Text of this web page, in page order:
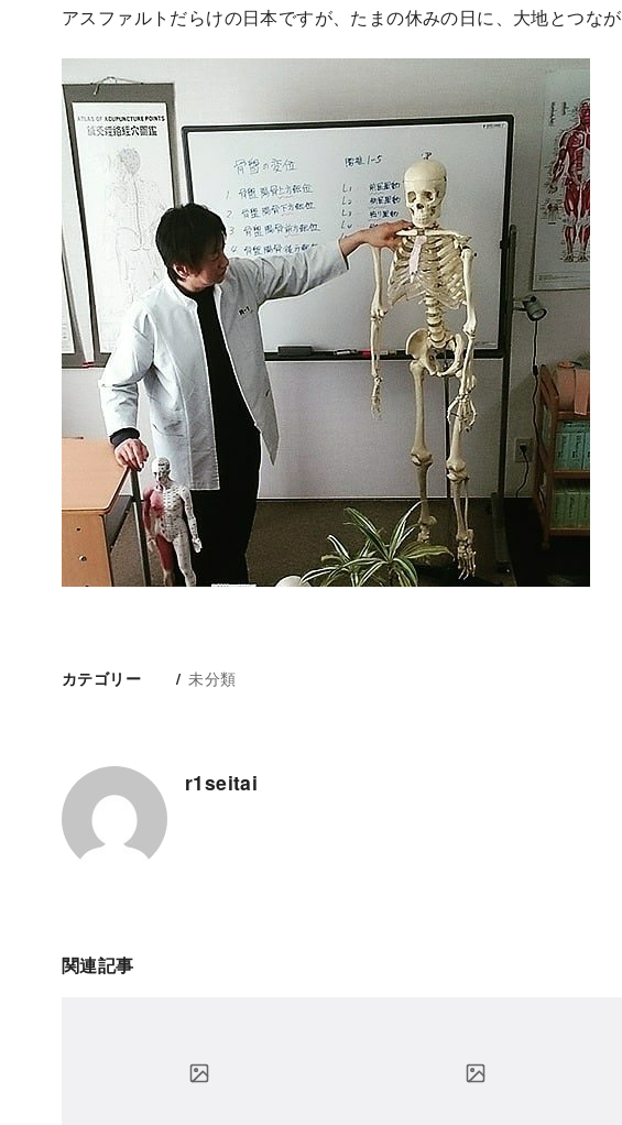
アスファルトだらけの日本ですが、たまの休みの日に、大地とつなが
カテゴリー 未分類
r1seitai
関連記事